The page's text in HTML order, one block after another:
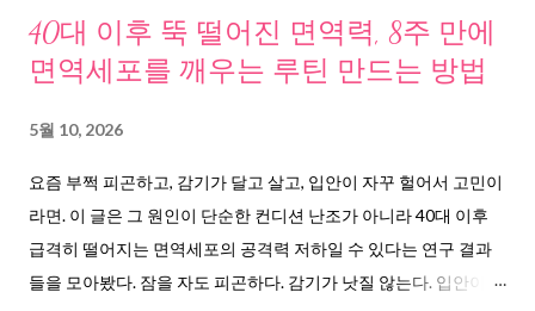
우다. 나머지 20%만 검진에서 걸린다. ( 서울아산병원, 유방암 자
가검진 ) 정리하면 이런 그림이 나온다. 검진만으로는 100%를 커
버할 수 없다. 그 빈틈 사이에서 암이 자란다. 그리고 그 빈틈을 실
제로 메우고 있는 건, 본인의 손이다. 문제 원인, 왜 이런 빈틈이 생
구조 자체가 검진에 불리하다. 한국 여성의 70%에서 80%가 치밀
유방이다. 유방 조직의 밀도가 높아서 X선 촬영인 유방촬영술만으
로는 정상 조직과 종양 구분이 어렵다. ...
40대 이후 뚝 떨어진 면역력, 8주 만에
면역세포를 깨우는 루틴 만드는 방법
5월 10, 2026
요즘 부쩍 피곤하고, 감기가 달고 살고, 입안이 자꾸 헐어서 고민이
라면. 이 글은 그 원인이 단순한 컨디션 난조가 아니라 40대 이후
급격히 떨어지는 면역세포의 공격력 저하일 수 있다는 연구 결과
들을 모아봤다. 잠을 자도 피곤하다. 감기가 낫질 않는다. 입안이 또